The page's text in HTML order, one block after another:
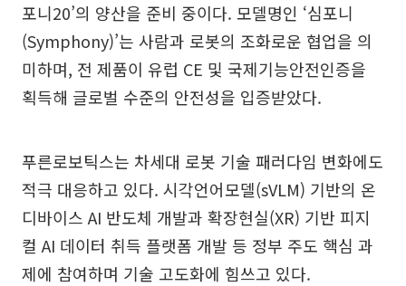
포니20’의 양산을 준비 중이다. 모델명인 ‘심포니
(Symphony)’는 사람과 로봇의 조화로운 협업을 의
미하며, 전 제품이 유럽 CE 및 국제기능안전인증을
획득해 글로벌 수준의 안전성을 입증받았다.
푸른로보틱스는 차세대 로봇 기술 패러다임 변화에도
적극 대응하고 있다. 시각언어모델(sVLM) 기반의 온
디바이스 AI 반도체 개발과 확장현실(XR) 기반 피지
컬 AI 데이터 취득 플랫폼 개발 등 정부 주도 핵심 과
제에 참여하며 기술 고도화에 힘쓰고 있다.